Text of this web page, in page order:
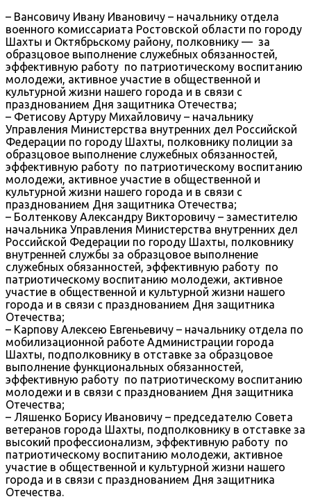
– Вансовичу Ивану Ивановичу – начальнику отдела
военного комиссариата Ростовской области по городу
Шахты и Октябрьскому району, полковнику — за
образцовое выполнение служебных обязанностей,
эффективную работу по патриотическому воспитанию
молодежи, активное участие в общественной и
культурной жизни нашего города и в связи с
празднованием Дня защитника Отечества;
– Фетисову Артуру Михайловичу – начальнику
Управления Министерства внутренних дел Российской
Федерации по городу Шахты, полковнику полиции за
образцовое выполнение служебных обязанностей,
эффективную работу по патриотическому воспитанию
молодежи, активное участие в общественной и
культурной жизни нашего города и в связи с
празднованием Дня защитника Отечества;
– Болтенкову Александру Викторовичу – заместителю
начальника Управления Министерства внутренних дел
Российской Федерации по городу Шахты, полковнику
внутренней службы за образцовое выполнение
служебных обязанностей, эффективную работу по
патриотическому воспитанию молодежи, активное
участие в общественной и культурной жизни нашего
города и в связи с празднованием Дня защитника
Отечества;
– Карпову Алексею Евгеньевичу – начальнику отдела по
мобилизационной работе Администрации города
Шахты, подполковнику в отставке за образцовое
выполнение функциональных обязанностей,
эффективную работу по патриотическому воспитанию
молодежи и в связи с празднованием Дня защитника
Отечества;
– Ляшенко Борису Ивановичу – председателю Совета
ветеранов города Шахты, подполковнику в отставке за
высокий профессионализм, эффективную работу по
патриотическому воспитанию молодежи, активное
участие в общественной и культурной жизни нашего
города и в связи с празднованием Дня защитника
Отечества.